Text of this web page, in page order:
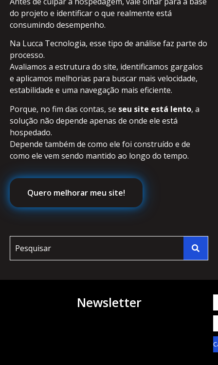
do projeto e identificar o que realmente está
consumindo desempenho.
Na Lucca Tecnologia, esse tipo de análise faz parte do
processo.
Avaliamos a estrutura do site, identificamos gargalos
e aplicamos melhorias para buscar mais velocidade,
estabilidade e uma navegação mais eficiente.
Porque, no fim das contas, se seu site está lento, a
solução não depende apenas de onde ele está
hospedado.
Depende também de como ele foi construído e de
como ele vem sendo mantido ao longo do tempo.
Quero melhorar meu site!
Newsletter